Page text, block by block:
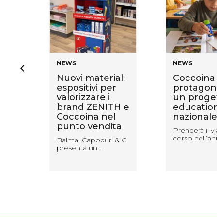
NEWS
Nuovi materiali
espositivi per
valorizzare i
brand ZENITH e
Coccoina nel
punto vendita
Balma, Capoduri & C.
presenta un…
NEWS
Coccoina
un
nazionale
Prenderà il
corso